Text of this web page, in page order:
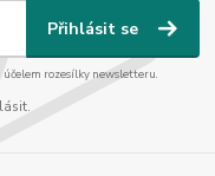
Přihlásit se
rozesílky newsletteru.